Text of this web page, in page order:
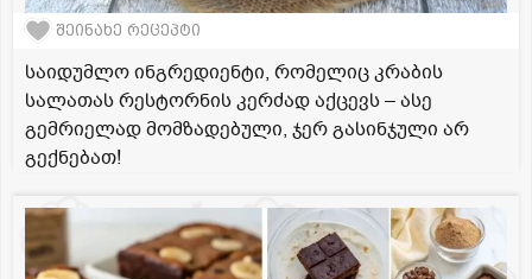
შეინახე რეცეპტი
საიდუმლო ინგრედიენტი, რომელიც კრაბის
სალათას რესტორნის კერძად აქცევს – ასე
გემრიელად მომზადებული, ჯერ გასინჯული არ
გექნებათ!